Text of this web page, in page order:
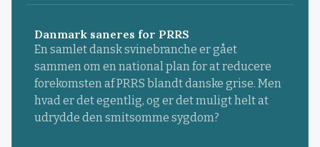
Danmark saneres for PRRS
En samlet dansk svinebranche er gået
sammen om en national plan for at reducere
forekomsten af PRRS blandt danske grise. Men
hvad er det egentlig, og er det muligt helt at
udrydde den smitsomme sygdom?